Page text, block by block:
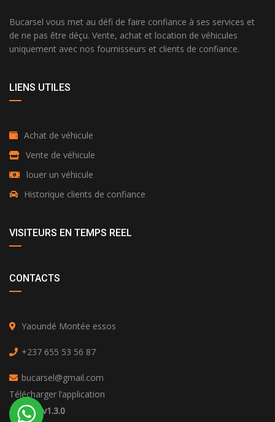
Bucarsel vous met au défi de faire confiance à ses services et
de ne pas être déçu. Vente, achat et location de véhicules
uniquement avec nos fournisseurs et clients de confiance.
LIENS UTILES
Achat de véhicule
Vente de véhicule
louer un véhicule
Historique clients de confiance
VISITEURS EN TEMPS REEL
CONTACTS
Yaoundé Montée essos
+237 655 53 56 87
bucarsel@gmail.com
Télécharger l’application
Android v1.3.0